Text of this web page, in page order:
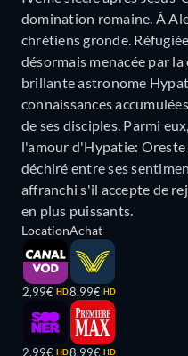
domination romaine. À
chrétiens gronde.
désormais menacée par
brillante astronome
connaissances
de ses disciples. Parmi
l'amour d'Hypatie: Oreste
déchiré entre ses
affranchi s'il accepte de
en plus puissants.
Location
2,99€ HD
2,99€ HD
Achat
8,99€ HD
8,99€ HD